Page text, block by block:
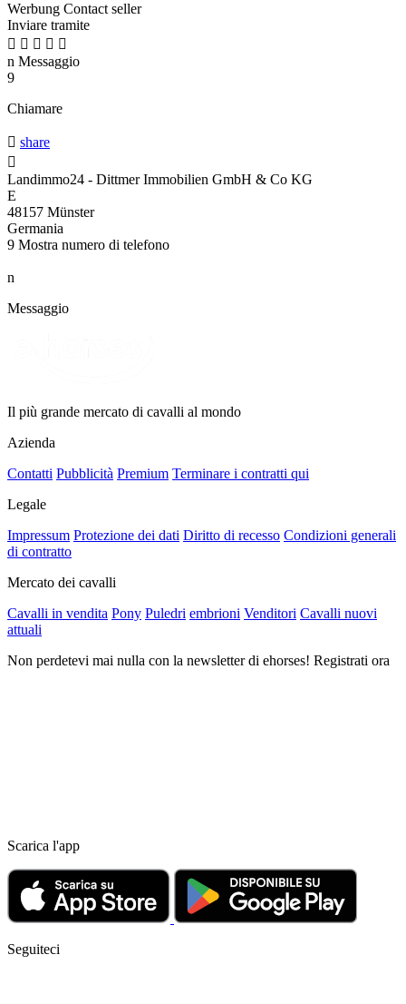
Werbung Contact seller
Inviare tramite
    
n Messaggio
9
Chiamare
 share

Landimmo24 - Dittmer Immobilien GmbH & Co KG
E
48157 Münster
Germania
9 Mostra numero di telefono
n
Messaggio
Il più grande mercato di cavalli al mondo
Azienda
Contatti Pubblicità Premium Terminare i contratti qui
Legale
Impressum Protezione dei dati Diritto di recesso Condizioni generali
di contratto
Mercato dei cavalli
Cavalli in vendita Pony Puledri embrioni Venditori Cavalli nuovi
attuali
Non perdetevi mai nulla con la newsletter di ehorses! Registrati ora
Scarica l'app
Seguiteci